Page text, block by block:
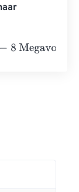
-8 Megavolts